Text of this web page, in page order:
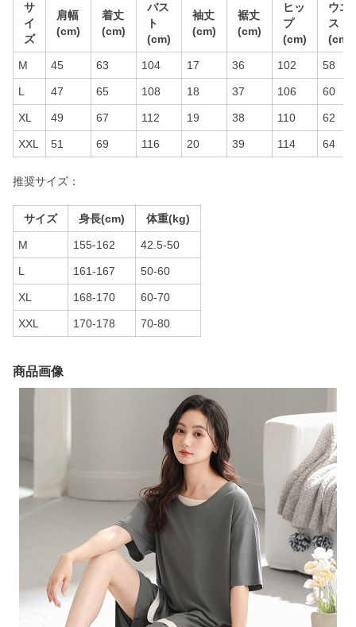
サ
イ
ズ
肩幅
(cm)
着丈
(cm)
バス
ト
(cm)
袖丈
(cm)
裾丈
(cm)
ヒッ
プ
(cm)
ウエ
スト
(cm)
M 45 63 104 17 36 102 58
L 47 65 108 18 37 106 60
XL 49 67 112 19 38 110 62
XXL 51 69 116 20 39 114 64
推奨サイズ：
サイズ 身長(cm) 体重(kg)
M 155-162 42.5-50
L 161-167 50-60
XL 168-170 60-70
XXL 170-178 70-80
商品画像